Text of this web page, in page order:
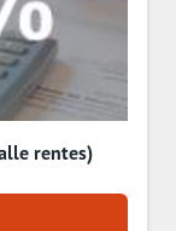
rentes)